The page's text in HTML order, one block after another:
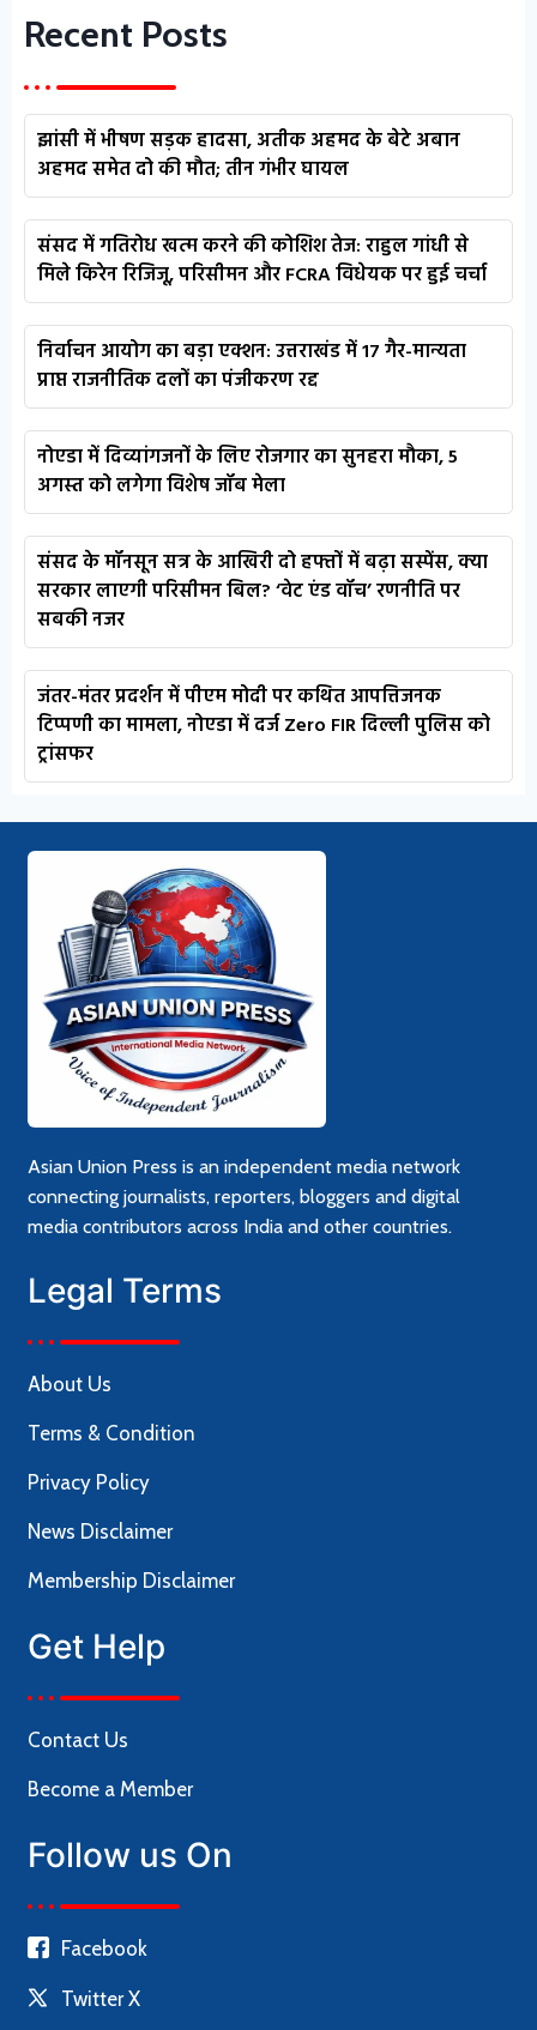
Recent Posts
झांसी में भीषण सड़क हादसा, अतीक अहमद के बेटे अबान
अहमद समेत दो की मौत; तीन गंभीर घायल
संसद में गतिरोध खत्म करने की कोशिश तेज: राहुल गांधी से
मिले किरेन रिजिजू, परिसीमन और FCRA विधेयक पर हुई चर्चा
निर्वाचन आयोग का बड़ा एक्शन: उत्तराखंड में 17 गैर-मान्यता
प्राप्त राजनीतिक दलों का पंजीकरण रद्द
नोएडा में दिव्यांगजनों के लिए रोजगार का सुनहरा मौका, 5
अगस्त को लगेगा विशेष जॉब मेला
संसद के मॉनसून सत्र के आखिरी दो हफ्तों में बढ़ा सस्पेंस, क्या
सरकार लाएगी परिसीमन बिल? ‘वेट एंड वॉच’ रणनीति पर
सबकी नजर
जंतर-मंतर प्रदर्शन में पीएम मोदी पर कथित आपत्तिजनक
टिप्पणी का मामला, नोएडा में दर्ज Zero FIR दिल्ली पुलिस को
ट्रांसफर
Asian Union Press is an independent media network
connecting journalists, reporters, bloggers and digital
media contributors across India and other countries.
Legal Terms
About Us
Terms & Condition
Privacy Policy
News Disclaimer
Membership Disclaimer
Get Help
Contact Us
Become a Member
Follow us On
Facebook
Twitter X